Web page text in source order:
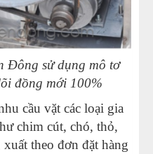
Đông sử dụng mô tơ
đồng mới 100%
cầu vặt các loại gia
chim cút, chó, thỏ,
theo đơn đặt hàng